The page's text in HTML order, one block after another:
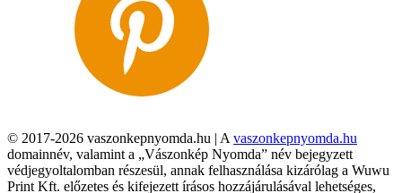
© 2017-2026 vaszonkepnyomda.hu | A vaszonkepnyomda.hu
domainnév, valamint a „Vászonkép Nyomda” név bejegyzett
védjegyoltalomban részesül, annak felhasználása kizárólag a Wuwu
Print Kft. előzetes és kifejezett írásos hozzájárulásával lehetséges,